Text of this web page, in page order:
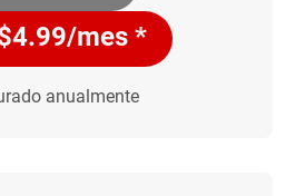
4.99/mes *
anualmente